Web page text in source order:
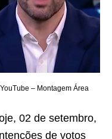
– Montagem Área
02 de setembro,
de votos